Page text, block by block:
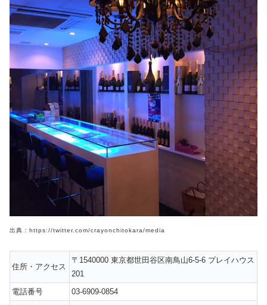
出典：https://twitter.com/crayonchitokara/media
住所・アクセス
〒1540000 東京都世田谷区南鳥山6-5-6 プレイハウス
201
電話番号
03-6909-0854